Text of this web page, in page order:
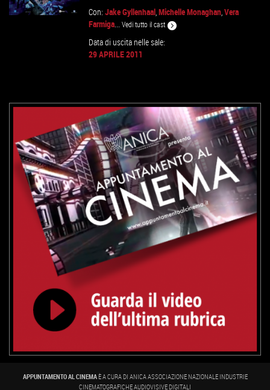
Con:Jake Gyllenhaal,Michelle Monaghan,Vera
Farmiga...Vedi tutto il cast
Data di uscita nelle sale:
29 APRILE 2011
APPUNTAMENTO AL CINEMAÈ A CURA DI ANICA ASSOCIAZIONE NAZIONALE INDUSTRIE
CINEMATOGRAFICHE AUDIOVISIVE DIGITALI